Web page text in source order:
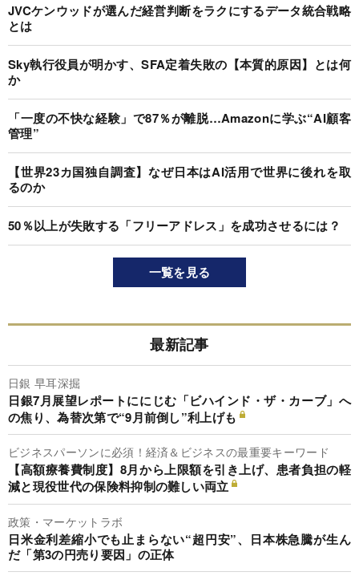
JVCケンウッドが選んだ経営判断をラクにするデータ統合戦略
とは
Sky執行役員が明かす、SFA定着失敗の【本質的原因】とは何
か
「一度の不快な経験」で87％が離脱…Amazonに学ぶ“AI顧客
管理”
【世界23カ国独自調査】なぜ日本はAI活用で世界に後れを取
るのか
50％以上が失敗する「フリーアドレス」を成功させるには？
一覧を見る
最新記事
日銀 早耳深掘
日銀7月展望レポートににじむ「ビハインド・ザ・カーブ」へ
の焦り、為替次第で“9月前倒し”利上げも
ビジネスパーソンに必須！経済＆ビジネスの最重要キーワード
【高額療養費制度】8月から上限額を引き上げ、患者負担の軽
減と現役世代の保険料抑制の難しい両立
政策・マーケットラボ
日米金利差縮小でも止まらない“超円安”、日本株急騰が生ん
だ「第3の円売り要因」の正体